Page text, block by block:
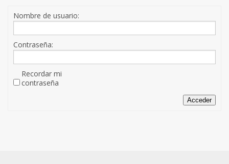
Nombre de usuario:
Contraseña:
Recordar mi
contraseña
Acceder